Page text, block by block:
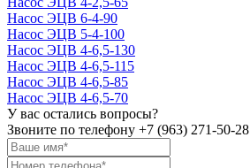
Насос ЭЦВ 6-4-90
Насос ЭЦВ 5-4-100
Насос ЭЦВ 4-6,5-130
Насос ЭЦВ 4-6,5-115
Насос ЭЦВ 4-6,5-85
Насос ЭЦВ 4-6,5-70
У вас остались вопросы?
Звоните по телефону +7 (963) 271-50-28